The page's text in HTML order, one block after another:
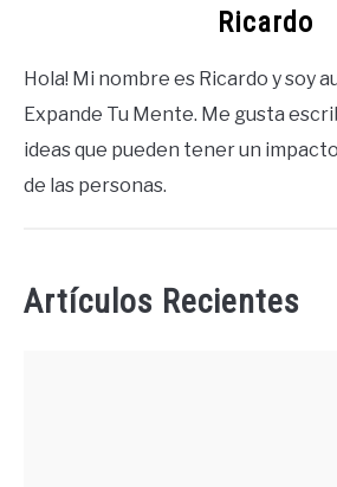
Ricardo
Hola! Mi nombre es Ricardo y soy
Expande Tu Mente. Me gusta
ideas que pueden tener un
de las personas.
Artículos Recientes